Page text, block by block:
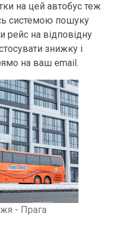
на цей автобус теж
системою пошуку
рейс на відповідну
знижку і
на ваш email.
- Прага